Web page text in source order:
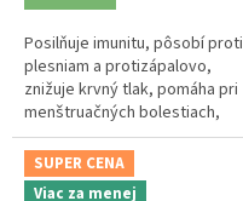
Posilňuje imunitu, pôsobí proti
plesniam a protizápalovo,
znižuje krvný tlak, pomáha pri
menštruačných bolestiach,
kŕčových žilách a svalovom
napätí, hojí a regeneruje.
SUPER CENA
Viac za menej